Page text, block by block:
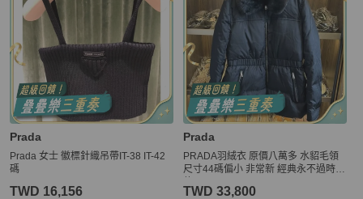
Prada
Prada 女士 徽標針織吊帶IT-38 IT-42
碼
TWD 16,156
Prada
PRADA羽絨衣 原價八萬多 水貂毛領
尺寸44碼偏小 非常新 經典永不過時的
TWD 33,800